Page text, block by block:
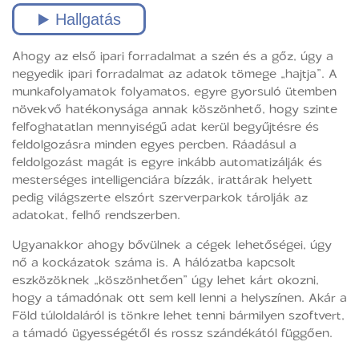
Ahogy az első ipari forradalmat a szén és a gőz, úgy a
negyedik ipari forradalmat az adatok tömege „hajtja”. A
munkafolyamatok folyamatos, egyre gyorsuló ütemben
növekvő hatékonysága annak köszönhető, hogy szinte
felfoghatatlan mennyiségű adat kerül begyűjtésre és
feldolgozásra minden egyes percben. Ráadásul a
feldolgozást magát is egyre inkább automatizálják és
mesterséges intelligenciára bízzák, irattárak helyett
pedig világszerte elszórt szerverparkok tárolják az
adatokat, felhő rendszerben.
Ugyanakkor ahogy bővülnek a cégek lehetőségei, úgy
nő a kockázatok száma is. A hálózatba kapcsolt
eszközöknek „köszönhetően” úgy lehet kárt okozni,
hogy a támadónak ott sem kell lenni a helyszínen. Akár a
Föld túloldaláról is tönkre lehet tenni bármilyen szoftvert,
a támadó ügyességétől és rossz szándékától függően.